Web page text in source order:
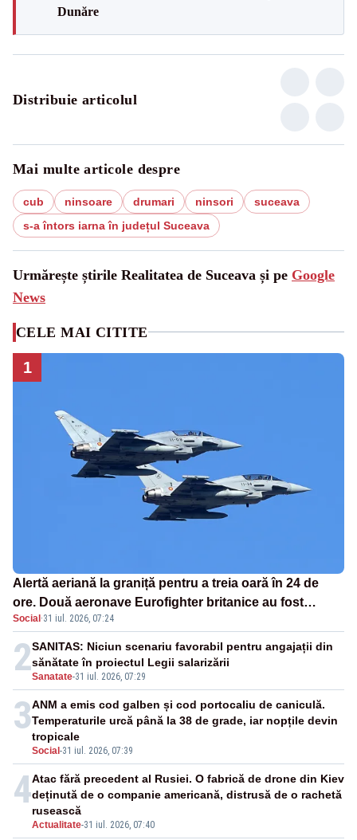
Dunăre
Distribuie articolul
Mai multe articole despre
cub ninsoare drumari ninsori
suceava
s-a întors iarna în județul Suceava
Urmărește știrile Realitatea de Suceava și pe Google
News
CELE MAI CITITE
1
Alertă aeriană la graniță pentru a treia oară în 24 de
ore. Două aeronave Eurofighter britanice au fost
ridicate de la sol
Social ·31 iul. 2026, 07:24
2Sanatate-31 iul. 2026, 07:29
SANITAS: Niciun scenariu favorabil pentru angajații din
sănătate în proiectul Legii salarizării
3
Social -31 iul. 2026, 07:39
ANM a emis cod galben și cod portocaliu de caniculă.
Temperaturile urcă până la 38 de grade, iar nopțile devin
tropicale
4
Actualitate-31 iul. 2026, 07:40
Atac fără precedent al Rusiei. O fabrică de drone din Kiev
deținută de o companie americană, distrusă de o rachetă
rusească